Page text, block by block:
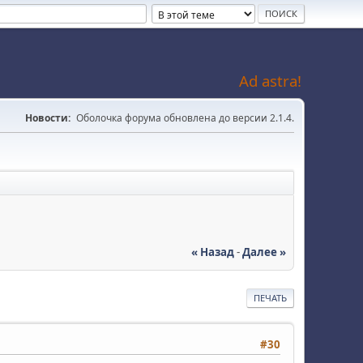
Ad astra!
Новости: Оболочка форума обновлена до версии 2.1.4.
« Назад-Далее »
ПЕЧАТЬ
#30